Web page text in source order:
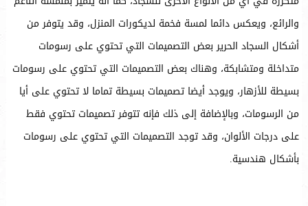
والرائع، ويعكس دائما لمسة فخمة لديكورات المنزل، وقد يتوفر من
أشكال السجاد الحرير بعض التصميمات التي تحتوي على رسومات
متداخلة ومتشابكة، وهناك بعض التصميمات التي تحتوي على رسومات
بسيطة للأزهار، ويوجد أيضا تصميمات بسيطة تماما لا تحتوي على أيا
من الرسومات، وبالإضافة إلى ذلك فإنه تتوفر تصميمات تحتوي فقط
على درجات الألوان، وقد توجد التصميمات التي تحتوي على رسومات
بأشكال هندسية.